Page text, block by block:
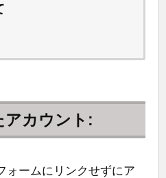
アカウント:
ォームにリンクせずにア